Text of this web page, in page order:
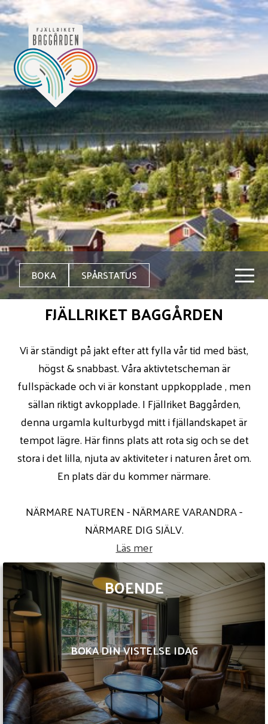
BOKA SPÅRSTATUS
FJÄLLRIKET BAGGÅRDEN
Vi är ständigt på jakt efter att fylla vår tid med bäst,
högst & snabbast. Våra aktivtetscheman är
fullspäckade och vi är konstant uppkopplade , men
sällan riktigt avkopplade. I Fjällriket Baggården,
denna urgamla kulturbygd mitt i fjällandskapet är
tempot lägre. Här finns plats att rota sig och se det
stora i det lilla, njuta av aktiviteter i naturen året om.
En plats där du kommer närmare.
NÄRMARE NATUREN - NÄRMARE VARANDRA -
NÄRMARE DIG SJÄLV.
Läs mer
BOKA DIN VISTELSE IDAG
BOENDE